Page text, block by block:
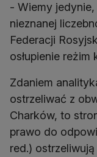
- Wiemy
nieznanej
Federacji
osłupienie reżim
Zdaniem
ostrzeliwać z
Charków, to
prawo do
red.)